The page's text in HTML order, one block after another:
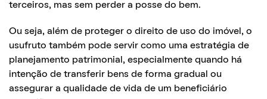
terceiros, mas sem perder a posse do bem.
Ou seja, além de proteger o direito de uso do imóvel, o
usufruto também pode servir como uma estratégia de
planejamento patrimonial, especialmente quando há
intenção de transferir bens de forma gradual ou
assegurar a qualidade de vida de um beneficiário